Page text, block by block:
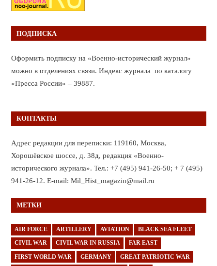
ПОДПИСКА
Оформить подписку на «Военно-исторический журнал»
можно в отделениях связи. Индекс журнала по каталогу
«Пресса России» – 39887.
КОНТАКТЫ
Адрес редакции для переписки: 119160, Москва,
Хорошёвское шоссе, д. 38д, редакция «Военно-
исторического журнала». Тел.: +7 (495) 941-26-50; + 7 (495)
941-26-12. E-mail: Mil_Hist_magazin@mail.ru
МЕТКИ
AIR FORCE ARTILLERY AVIATION BLACK SEA FLEET
CIVIL WAR CIVIL WAR IN RUSSIA FAR EAST
FIRST WORLD WAR GERMANY GREAT PATRIOTIC WAR